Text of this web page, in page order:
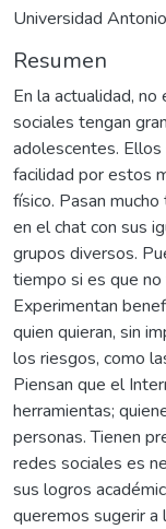
Universidad
Resumen
En la actualidad,
sociales tengan
adolescentes. Ellos
facilidad por estos
físico. Pasan
en el chat con sus
grupos diversos.
tiempo si es que
Experimentan
quien quieran, sin
los riesgos, como
Piensan que el
herramientas;
personas. Tienen
redes sociales es
sus logros
queremos sugerir a